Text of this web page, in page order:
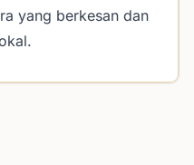
yang berkesan dan